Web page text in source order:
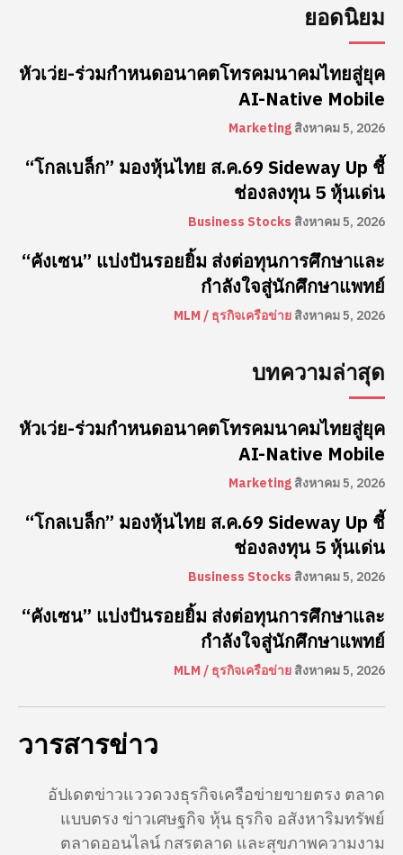
ยอดนิยม
หัวเว่ย-ร่วมกำหนดอนาคตโทรคมนาคมไทยสู่ยุค
AI-Native Mobile
Marketingสิงหาคม 5, 2026
“โกลเบล็ก” มองหุ้นไทย ส.ค.69 Sideway Up ชี้
ช่องลงทุน 5 หุ้นเด่น
Business Stocks สิงหาคม 5, 2026
“คังเซน” แบ่งปันรอยยิ้ม ส่งต่อทุนการศึกษาและ
กำลังใจสู่นักศึกษาแพทย์
MLM / ธุรกิจเครือข่ายสิงหาคม 5, 2026
บทความล่าสุด
หัวเว่ย-ร่วมกำหนดอนาคตโทรคมนาคมไทยสู่ยุค
AI-Native Mobile
Marketingสิงหาคม 5, 2026
“โกลเบล็ก” มองหุ้นไทย ส.ค.69 Sideway Up ชี้
ช่องลงทุน 5 หุ้นเด่น
Business Stocks สิงหาคม 5, 2026
“คังเซน” แบ่งปันรอยยิ้ม ส่งต่อทุนการศึกษาและ
กำลังใจสู่นักศึกษาแพทย์
MLM / ธุรกิจเครือข่ายสิงหาคม 5, 2026
วารสารข่าว
อัปเดตข่าวแววดวงธุรกิจเครือข่ายขายตรง ตลาด
แบบตรง ข่าวเศษฐกิจ หุ้น ธุรกิจ อสังหาริมทรัพย์
ตลาดออนไลน์ กสรตลาด และสุขภาพความงาม